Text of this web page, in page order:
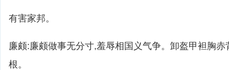
有害家邦。
廉颇:廉颇做事无分寸,羞辱相国义气争。卸盔甲袒胸
根。